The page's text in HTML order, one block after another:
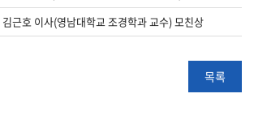
근호 이사(영남대학교 조경학과 교수) 모친상
목록